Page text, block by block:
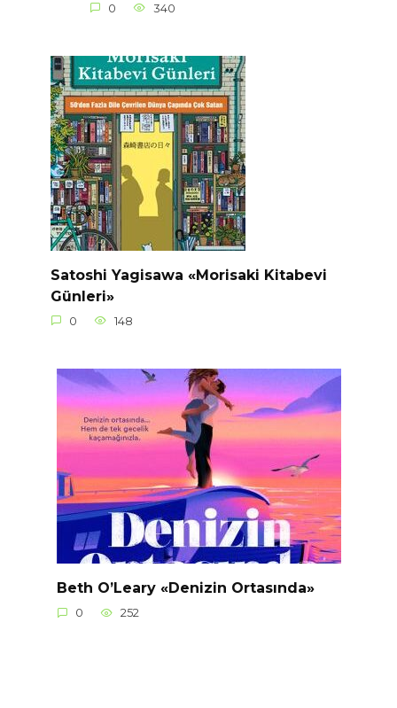
0 340
Satoshi Yagisawa «Morisaki Kitabevi
Günleri»
0 148
Beth O’Leary «Denizin Ortasında»
0 252